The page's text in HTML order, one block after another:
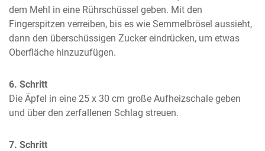
dem Mehl in eine Rührschüssel geben. Mit den
Fingerspitzen verreiben, bis es wie Semmelbrösel aussieht,
dann den überschüssigen Zucker eindrücken, um etwas
Oberfläche hinzuzufügen.
6. Schritt
Die Äpfel in eine 25 x 30 cm große Aufheizschale geben
und über den zerfallenen Schlag streuen.
7. Schritt